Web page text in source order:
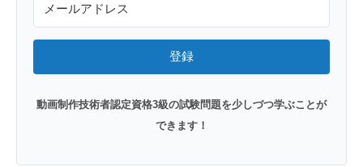
登録
動画制作技術者認定資格3級の試験問題を少しづつ学ぶことが
できます！